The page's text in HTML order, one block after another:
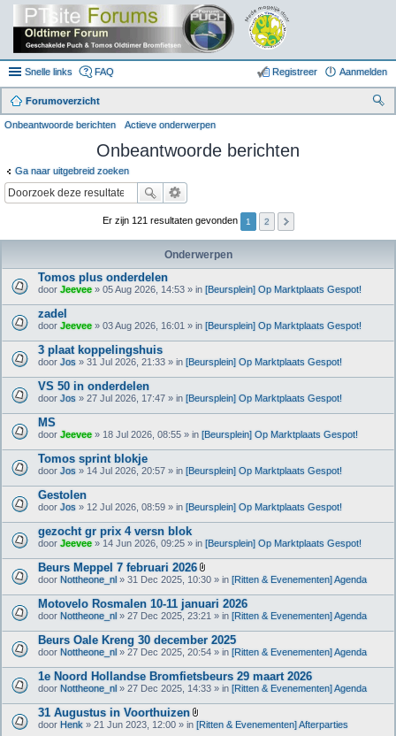
Snelle links FAQ Aanmelden
Registreer
Forumoverzicht
Onbeantwoorde berichten Actieve onderwerpen
Onbeantwoorde berichten
Ga naar uitgebreid zoeken
Er zijn 121 resultaten gevonden 1 2
Onderwerpen
Tomos plus onderdelen
door Jeevee » 05 Aug 2026, 14:53 » in [Beursplein] Op Marktplaats Gespot!
zadel
door Jeevee » 03 Aug 2026, 16:01 » in [Beursplein] Op Marktplaats Gespot!
3 plaat koppelingshuis
door Jos » 31 Jul 2026, 21:33 » in [Beursplein] Op Marktplaats Gespot!
VS 50 in onderdelen
door Jos » 27 Jul 2026, 17:47 » in [Beursplein] Op Marktplaats Gespot!
MS
door Jeevee » 18 Jul 2026, 08:55 » in [Beursplein] Op Marktplaats Gespot!
Tomos sprint blokje
door Jos » 14 Jul 2026, 20:57 » in [Beursplein] Op Marktplaats Gespot!
Gestolen
door Jos » 12 Jul 2026, 08:59 » in [Beursplein] Op Marktplaats Gespot!
gezocht gr prix 4 versn blok
door Jeevee » 14 Jun 2026, 09:25 » in [Beursplein] Op Marktplaats Gespot!
Beurs Meppel 7 februari 2026
B
j
l
a
g
e
(
)
door Nottheone_nl » 31 Dec 2025, 10:30 » in [Ritten & Evenementen] Agenda
Motovelo Rosmalen 10-11 januari 2026
door Nottheone_nl » 27 Dec 2025, 23:21 » in [Ritten & Evenementen] Agenda
Beurs Oale Kreng 30 december 2025
door Nottheone_nl » 27 Dec 2025, 20:54 » in [Ritten & Evenementen] Agenda
1e Noord Hollandse Bromfietsbeurs 29 maart 2026
door Nottheone_nl » 27 Dec 2025, 14:33 » in [Ritten & Evenementen] Agenda
31 Augustus in Voorthuizen
B
door Henk » 21 Jun 2023, 12:00 » in [Ritten & Evenementen] Afterparties